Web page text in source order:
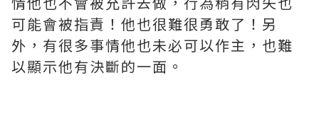
可能會被指責！他也很難很勇敢了！另
外，有很多事情他也未必可以作主，也難
以顯示他有決斷的一面。